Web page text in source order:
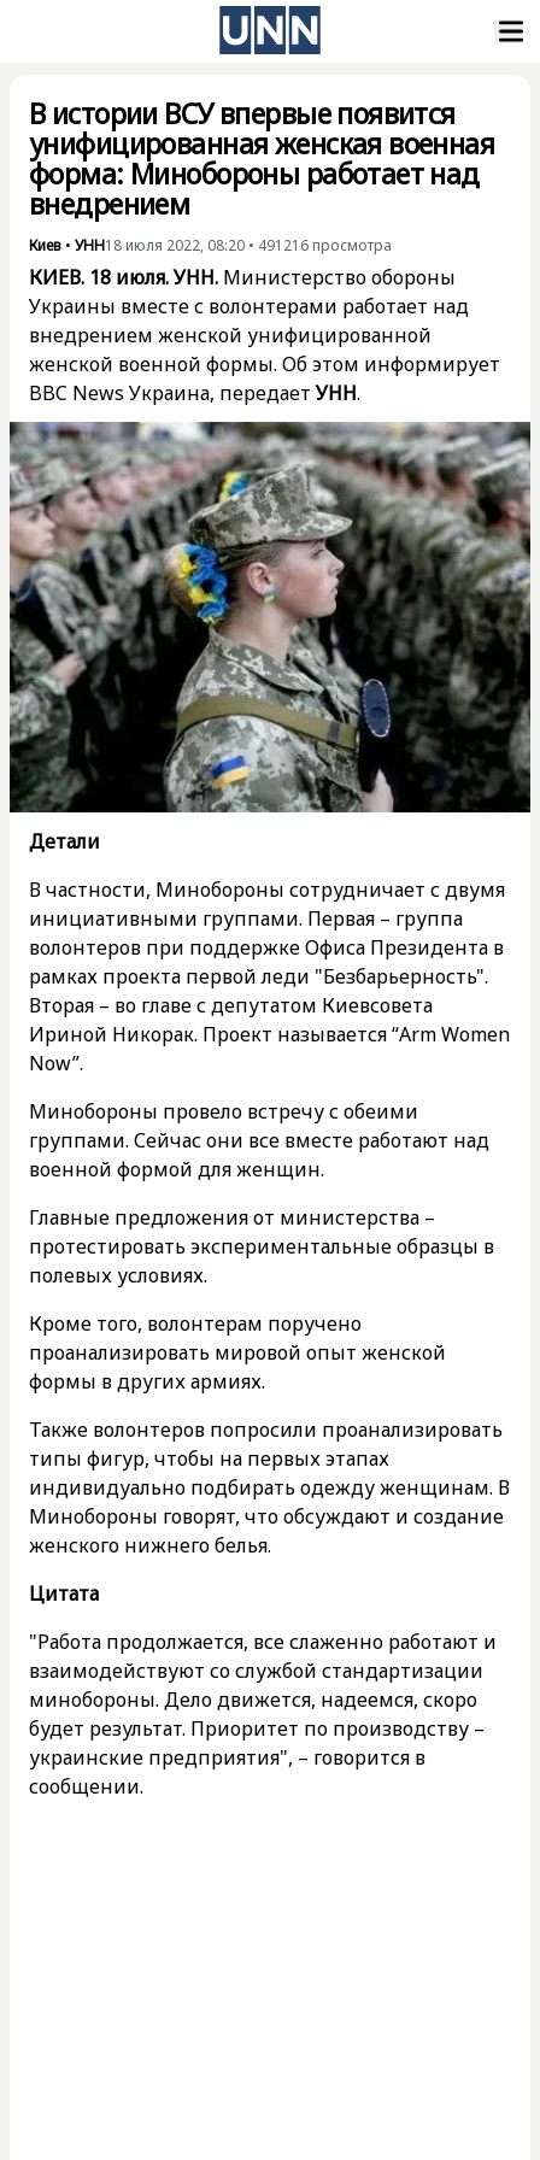
В истории ВСУ впервые появится
унифицированная женская военная
форма: Минобороны работает над
внедрением
Киев • УНН18 июля 2022, 08:20 • 491216 просмотра
КИЕВ. 18 июля. УНН. Министерство обороны
Украины вместе с волонтерами работает над
внедрением женской унифицированной
женской военной формы. Об этом информирует
BBC News Украина, передаетУНН.
Детали
В частности, Минобороны сотрудничает с двумя
инициативными группами. Первая – группа
волонтеров при поддержке Офиса Президента в
рамках проекта первой леди "Безбарьерность".
Вторая – во главе с депутатом Киевсовета
Ириной Никорак. Проект называется “Arm Women
Now”.
Минобороны провело встречу с обеими
группами. Сейчас они все вместе работают над
военной формой для женщин.
Главные предложения от министерства –
протестировать экспериментальные образцы в
полевых условиях.
Кроме того, волонтерам поручено
проанализировать мировой опыт женской
формы в других армиях.
Также волонтеров попросили проанализировать
типы фигур, чтобы на первых этапах
индивидуально подбирать одежду женщинам. В
Минобороны говорят, что обсуждают и создание
женского нижнего белья.
Цитата
"Работа продолжается, все слаженно работают и
взаимодействуют со службой стандартизации
минобороны. Дело движется, надеемся, скоро
будет результат. Приоритет по производству –
украинские предприятия", – говорится в
сообщении.